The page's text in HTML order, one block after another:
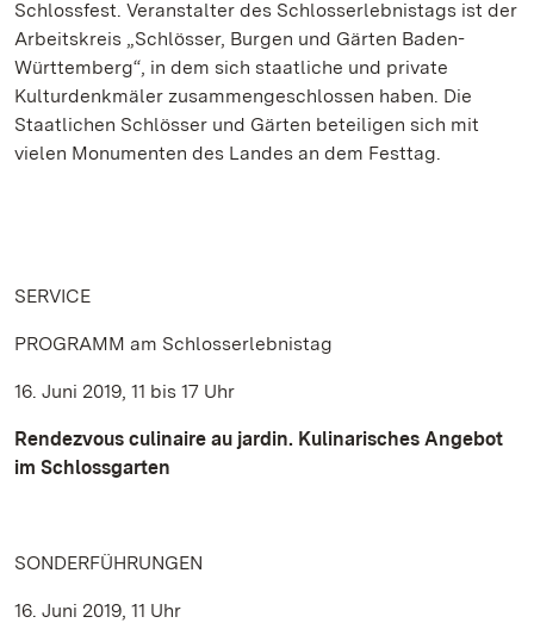
Schlossfest. Veranstalter des Schlosserlebnistags ist der
Arbeitskreis „Schlösser, Burgen und Gärten Baden-
Württemberg“, in dem sich staatliche und private
Kulturdenkmäler zusammengeschlossen haben. Die
Staatlichen Schlösser und Gärten beteiligen sich mit
vielen Monumenten des Landes an dem Festtag.
SERVICE
PROGRAMM am Schlosserlebnistag
16. Juni 2019, 11 bis 17 Uhr
Rendezvous culinaire au jardin. Kulinarisches Angebot
im Schlossgarten
SONDERFÜHRUNGEN
16. Juni 2019, 11 Uhr